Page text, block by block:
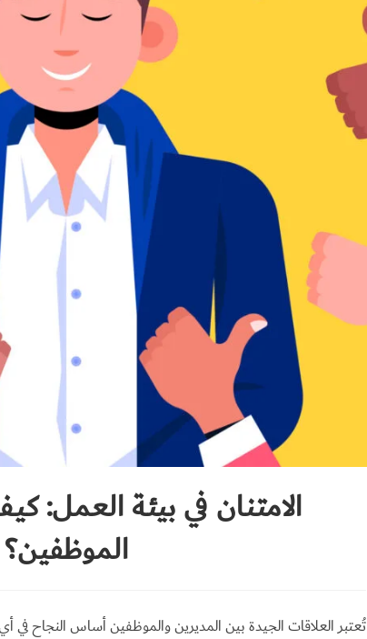
الامتنان في بيئة العمل:
الموظفين؟
تُعتبر العلاقات الجيدة بين المديرين والموظفين أساس النجاح